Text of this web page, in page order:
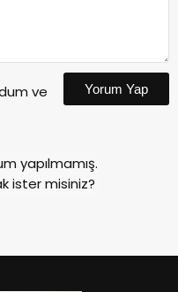
ve
Yorum Yap
yapılmamış.
ister misiniz?